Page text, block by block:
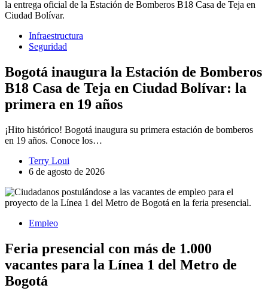
Infraestructura
Seguridad
Bogotá inaugura la Estación de Bomberos
B18 Casa de Teja en Ciudad Bolívar: la
primera en 19 años
¡Hito histórico! Bogotá inaugura su primera estación de bomberos
en 19 años. Conoce los…
Terry Loui
6 de agosto de 2026
Empleo
Feria presencial con más de 1.000
vacantes para la Línea 1 del Metro de
Bogotá